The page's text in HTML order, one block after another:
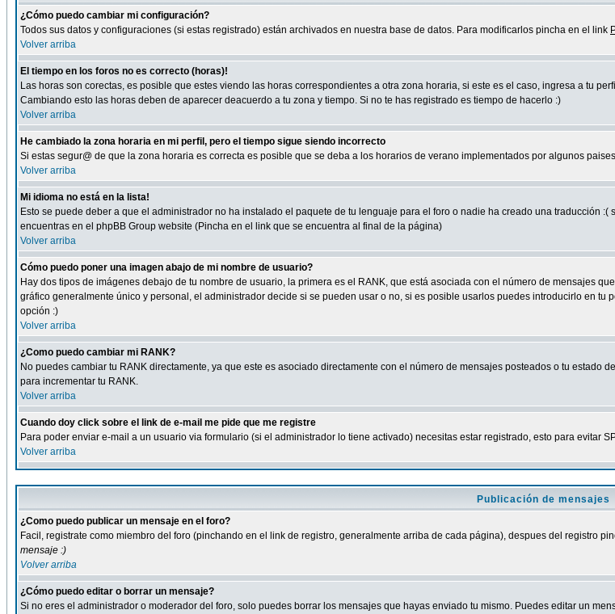
¿Cómo puedo cambiar mi configuración?
Todos sus datos y configuraciones (si estas registrado) están archivados en nuestra base de datos. Para modificarlos pincha en el link
Volver arriba
El tiempo en los foros no es correcto (horas)!
Las horas son corectas, es posible que estes viendo las horas correspondientes a otra zona horaria, si este es el caso, ingresa a tu
Cambiando esto las horas deben de aparecer deacuerdo a tu zona y tiempo. Si no te has registrado es tiempo de hacerlo :)
Volver arriba
He cambiado la zona horaria en mi perfil, pero el tiempo sigue siendo incorrecto
Si estas segur@ de que la zona horaria es correcta es posible que se deba a los horarios de verano implementados por algunos
Volver arriba
Mi idioma no está en la lista!
Esto se puede deber a que el administrador no ha instalado el paquete de tu lenguaje para el foro o nadie ha creado una traducción
encuentras en el phpBB Group website (Pincha en el link que se encuentra al final de la página)
Volver arriba
Cómo puedo poner una imagen abajo de mi nombre de usuario?
Hay dos tipos de imágenes debajo de tu nombre de usuario, la primera es el RANK, que está asociada con el número de mensajes
gráfico generalmente único y personal, el administrador decide si se pueden usar o no, si es posible usarlos puedes introducirlo en
opción :)
Volver arriba
¿Como puedo cambiar mi RANK?
No puedes cambiar tu RANK directamente, ya que este es asociado directamente con el número de mensajes posteados o tu estado
para incrementar tu RANK.
Volver arriba
Cuando doy click sobre el link de e-mail me pide que me registre
Para poder enviar e-mail a un usuario via formulario (si el administrador lo tiene activado) necesitas estar registrado, esto para evitar
Volver arriba
Publicación de mensajes
¿Como puedo publicar un mensaje en el foro?
Facil, registrate como miembro del foro (pinchando en el link de registro, generalmente arriba de cada página), despues del registro
mensaje :)
Volver arriba
¿Cómo puedo editar o borrar un mensaje?
Si no eres el administrador o moderador del foro, solo puedes borrar los mensajes que hayas enviado tu mismo. Puedes editar un